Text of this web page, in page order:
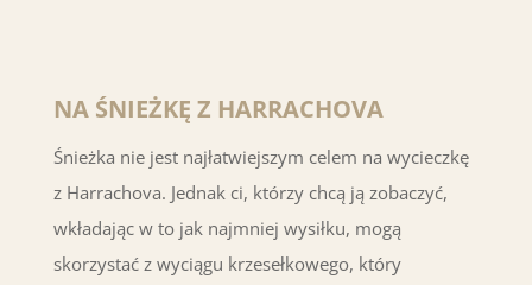
NA ŚNIEŻKĘ Z HARRACHOVA
Śnieżka nie jest najłatwiejszym celem na wycieczkę
z Harrachova. Jednak ci, którzy chcą ją zobaczyć,
wkładając w to jak najmniej wysiłku, mogą
skorzystać z wyciągu krzesełkowego, który